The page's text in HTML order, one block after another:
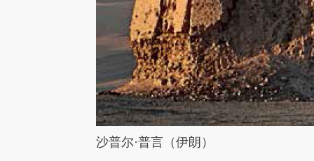
沙普尔·普言（伊朗）